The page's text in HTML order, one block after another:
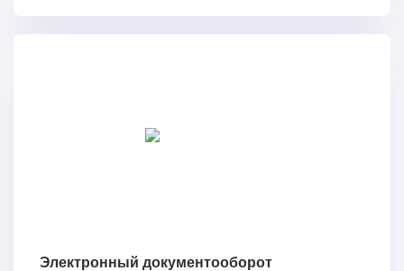
Электронный документооборот